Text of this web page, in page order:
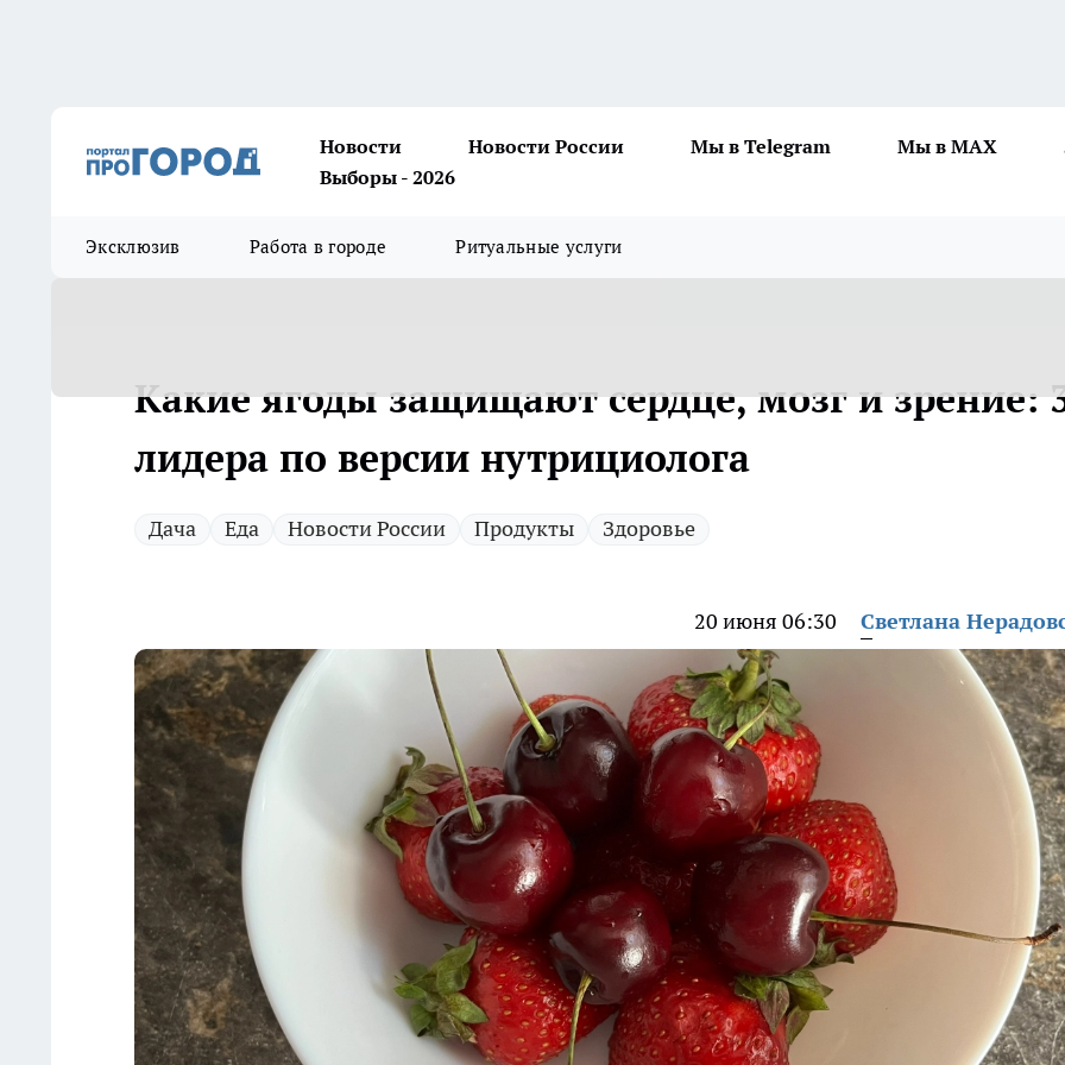
Новости Новости России Мы в Telegram Мы в MAX
Выборы - 2026
Эксклюзив Работа в городе Ритуальные услуги
Какие ягоды защищают сердце, мозг и зрение:
лидера по версии нутрициолога
Дача Еда Новости России Продукты Здоровье
20 июня 06:30 Светлана